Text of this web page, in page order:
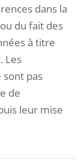
dans la
du fait des
à titre
Les
pas
de
leur mise